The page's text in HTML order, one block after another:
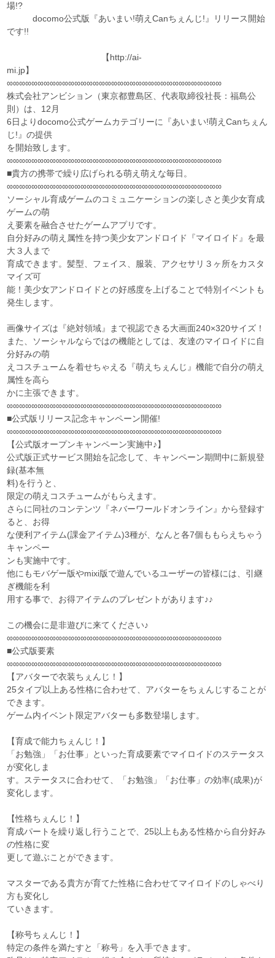
場!?
docomo公式版『あいまい!萌えCanちぇんじ!』リリース開始
です!!
【http://ai-
mi.jp】
∞∞∞∞∞∞∞∞∞∞∞∞∞∞∞∞∞∞∞∞∞∞∞∞∞∞∞∞∞∞∞∞∞∞∞
株式会社アンビション（東京都豊島区、代表取締役社長：福島公
則）は、12月
6日よりdocomo公式ゲームカテゴリーに『あいまい!萌えCanちぇん
じ!』の提供
を開始致します。
∞∞∞∞∞∞∞∞∞∞∞∞∞∞∞∞∞∞∞∞∞∞∞∞∞∞∞∞∞∞∞∞∞∞∞
■貴方の携帯で繰り広げられる萌え萌えな毎日。
∞∞∞∞∞∞∞∞∞∞∞∞∞∞∞∞∞∞∞∞∞∞∞∞∞∞∞∞∞∞∞∞∞∞∞
ソーシャル育成ゲームのコミュニケーションの楽しさと美少女育成
ゲームの萌
え要素を融合させたゲームアプリです。
自分好みの萌え属性を持つ美少女アンドロイド『マイロイド』を最
大３人まで
育成できます。髪型、フェイス、服装、アクセサリ３ヶ所をカスタ
マイズ可
能！美少女アンドロイドとの好感度を上げることで特別イベントも
発生します。
画像サイズは『絶対領域』まで視認できる大画面240×320サイズ！
また、ソーシャルならではの機能としては、友達のマイロイドに自
分好みの萌
えコスチュームを着せちゃえる『萌えちぇんじ』機能で自分の萌え
属性を高ら
かに主張できます。
∞∞∞∞∞∞∞∞∞∞∞∞∞∞∞∞∞∞∞∞∞∞∞∞∞∞∞∞∞∞∞∞∞∞∞
■公式版リリース記念キャンペーン開催!
∞∞∞∞∞∞∞∞∞∞∞∞∞∞∞∞∞∞∞∞∞∞∞∞∞∞∞∞∞∞∞∞∞∞∞
【公式版オープンキャンペーン実施中♪】
公式版正式サービス開始を記念して、キャンペーン期間中に新規登
録(基本無
料)を行うと、
限定の萌えコスチュームがもらえます。
さらに同社のコンテンツ『ネバーワールドオンライン』から登録す
ると、お得
な便利アイテム(課金アイテム)3種が、なんと各7個ももらえちゃう
キャンペー
ンも実施中です。
他にもモバゲー版やmixi版で遊んでいるユーザーの皆様には、引継
ぎ機能を利
用する事で、お得アイテムのプレゼントがあります♪♪
この機会に是非遊びに来てください♪
∞∞∞∞∞∞∞∞∞∞∞∞∞∞∞∞∞∞∞∞∞∞∞∞∞∞∞∞∞∞∞∞∞∞∞
■公式版要素
∞∞∞∞∞∞∞∞∞∞∞∞∞∞∞∞∞∞∞∞∞∞∞∞∞∞∞∞∞∞∞∞∞∞∞
【アバターで衣装ちぇんじ！】
25タイプ以上ある性格に合わせて、アバターをちぇんじすることが
できます。
ゲーム内イベント限定アバターも多数登場します。
【育成で能力ちぇんじ！】
「お勉強」「お仕事」といった育成要素でマイロイドのステータス
が変化しま
す。ステータスに合わせて、「お勉強」「お仕事」の効率(成果)が
変化します。
【性格ちぇんじ！】
育成パートを繰り返し行うことで、25以上もある性格から自分好み
の性格に変
更して遊ぶことができます。
マスターである貴方が育てた性格に合わせてマイロイドのしゃべり
方も変化し
ていきます。
【称号ちぇんじ！】
特定の条件を満たすと「称号」を入手できます。